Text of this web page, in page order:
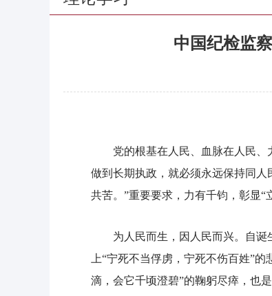
中国纪检监
党的根基在人民、血脉在人民
做到长期执政，就必须永远保持同
共苦。”重要要求，力有千钧，彰显“
为人民而生，因人民而兴。自诞
上“宁死不当俘虏，宁死不伤百姓”
滴，会它千顷澄碧”的鞠躬尽瘁，也